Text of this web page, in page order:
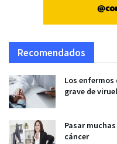
Recomendados
Los
grave de
Pasar
cáncer